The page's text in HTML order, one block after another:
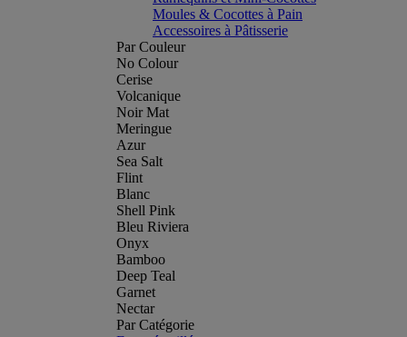
Moules & Cocottes à Pain
Accessoires à Pâtisserie
Par Couleur
No Colour
Cerise
Volcanique
Noir Mat
Meringue
Azur
Sea Salt
Flint
Blanc
Shell Pink
Bleu Riviera
Onyx
Bamboo
Deep Teal
Garnet
Nectar
Par Catégorie